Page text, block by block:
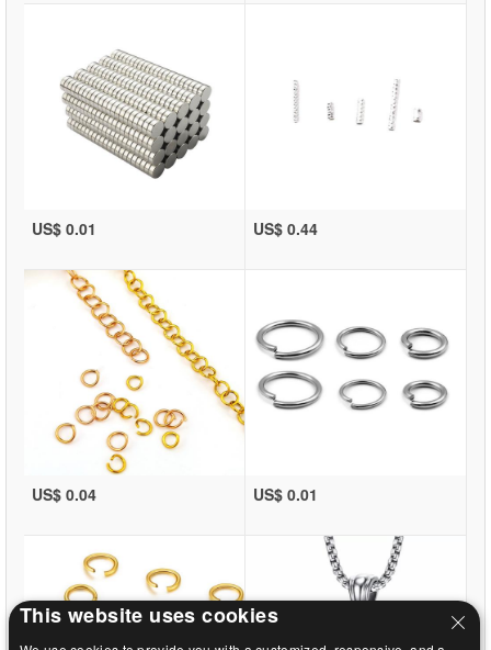
US$ 0.01 US$ 0.44
US$ 0.04 US$ 0.01
This website uses cookies